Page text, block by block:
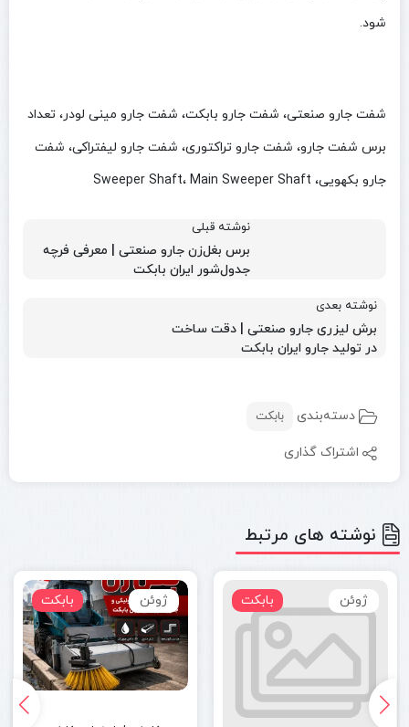
شود.
شفت جارو صنعتی، شفت جارو بابکت، شفت جارو مینی لودر، تعداد
برس شفت جارو، شفت جارو تراکتوری، شفت جارو لیفتراکی، شفت
جارو بکهویی، Sweeper Shaft، Main Sweeper Shaft
نوشته قبلی
برس بغل‌زن جارو صنعتی | معرفی فرچه
جدول‌شور ایران بابکت
نوشته بعدی
برش لیزری جارو صنعتی | دقت ساخت
در تولید جارو ایران بابکت
دسته‌بندی بابکت
اشتراک گذاری
نوشته های مرتبط
بابکت ژوئن بابکت ژوئن